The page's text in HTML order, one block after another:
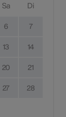
Sa Di
6 7
13 14
20 21
27 28